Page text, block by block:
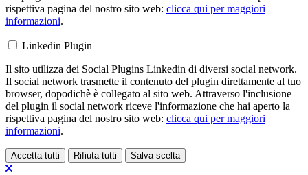
rispettiva pagina del nostro sito web: clicca qui per maggiori
informazioni.
Linkedin Plugin
Il sito utilizza dei Social Plugins Linkedin di diversi social network.
Il social network trasmette il contenuto del plugin direttamente al tuo
browser, dopodichè è collegato al sito web. Attraverso l'inclusione
del plugin il social network riceve l'informazione che hai aperto la
rispettiva pagina del nostro sito web: clicca qui per maggiori
informazioni.
Accetta tutti Rifiuta tutti Salva scelta
Loading...